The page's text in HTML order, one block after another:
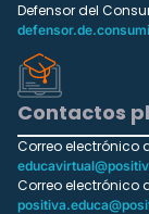
Defensor del
Contactos
Correo electrónico
Correo electrónico